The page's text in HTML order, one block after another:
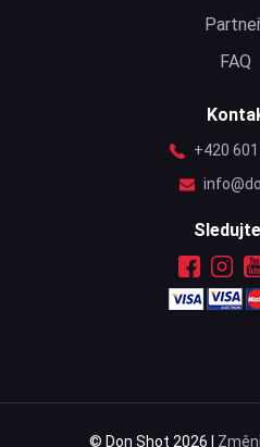
FAQ
+420
© Don Shot 2026 |